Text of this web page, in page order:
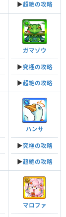
▶︎超絶の攻略
ガマゾウ
▶︎究極の攻略
▶︎超絶の攻略
ハンサ
▶︎究極の攻略
▶︎超絶の攻略
マロファ